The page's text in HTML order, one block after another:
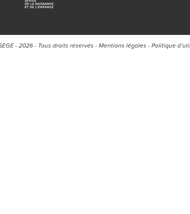
- 2026 - Tous droits réservés - Mentions légales - Politique